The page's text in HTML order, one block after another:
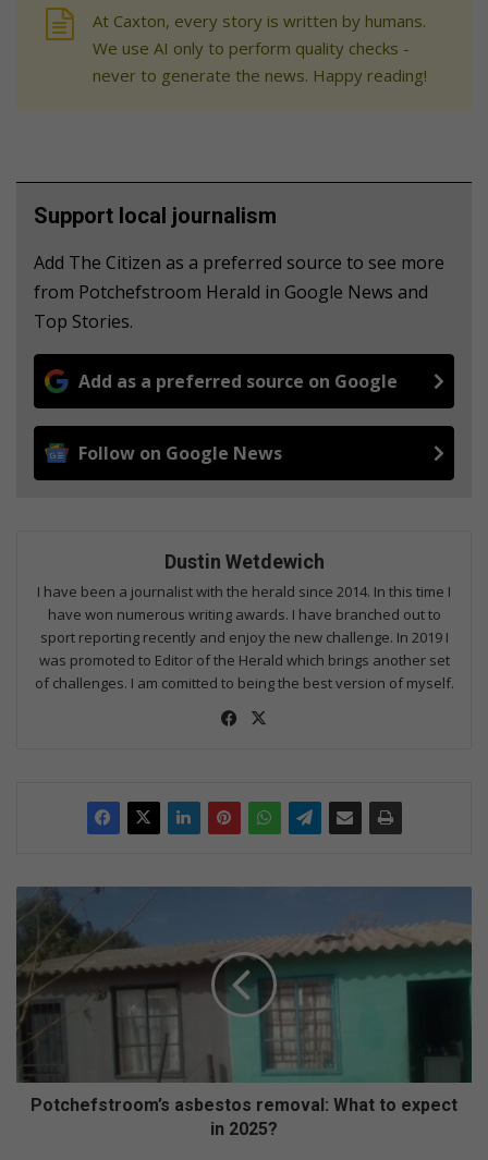
At Caxton, every story is written by humans.
We use AI only to perform quality checks -
never to generate the news. Happy reading!
Support local journalism
Add The Citizen as a preferred source to see more
from Potchefstroom Herald in Google News and
Top Stories.
Add as a preferred source on Google
Follow on Google News
Dustin Wetdewich
I have been a journalist with the herald since 2014. In this time I
have won numerous writing awards. I have branched out to
sport reporting recently and enjoy the new challenge. In 2019 I
was promoted to Editor of the Herald which brings another set
of challenges. I am comitted to being the best version of myself.
Fac
k
c
e
f
t
Potchefstroom’s asbestos removal: What to expect
in 2025?